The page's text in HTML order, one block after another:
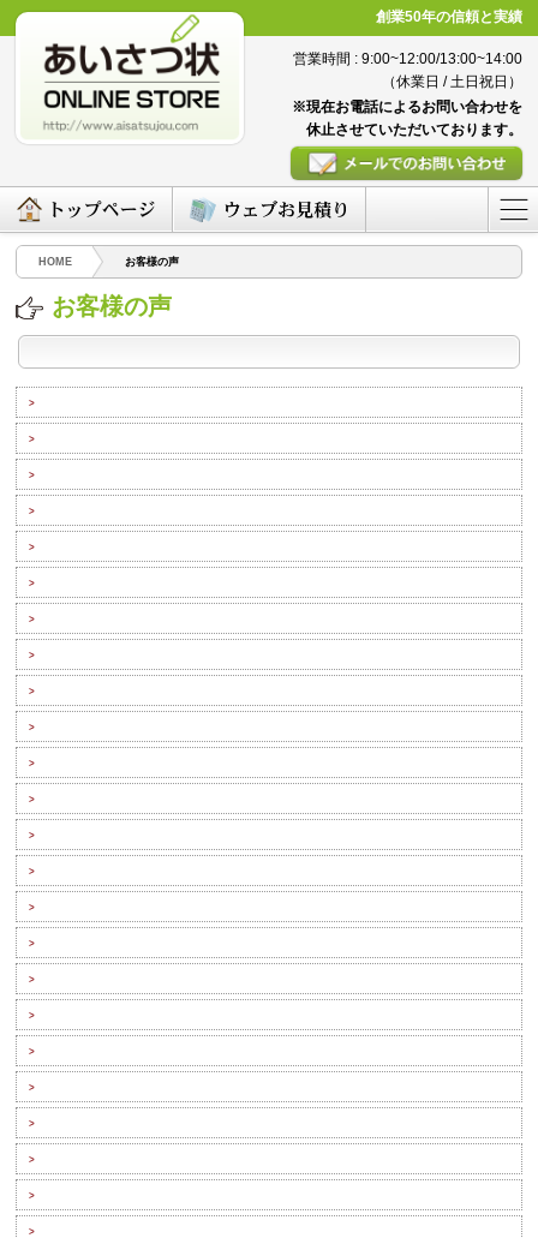
創業50年の信頼と実績
営業時間 : 9:00~12:00/13:00~14:00
（休業日 / 土日祝日）
※現在お電話によるお問い合わせを
休止させていただいております。
HOME お客様の声
お客様の声
>
>
>
>
>
>
>
>
>
>
>
>
>
>
>
>
>
>
>
>
>
>
>
>